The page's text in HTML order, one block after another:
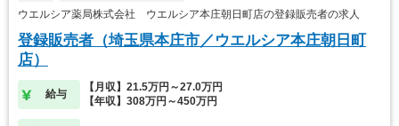
ウエルシア薬局株式会社 ウエルシア本庄朝日町店の登録販売者の求人
登録販売者（埼玉県本庄市／ウエルシア本庄朝日町
店）
給与
【月収】21.5万円～27.0万円
【年収】308万円～450万円